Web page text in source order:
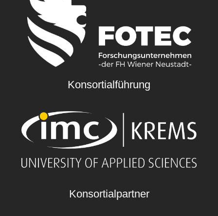
Konsortialführung
Konsortialpartner